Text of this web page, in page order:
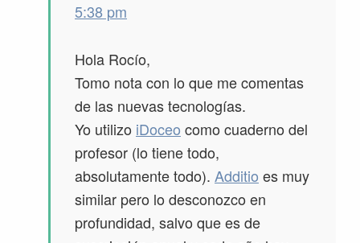
5:38 pm
Hola Rocío,
Tomo nota con lo que me comentas
de las nuevas tecnologías.
Yo utilizo iDoceo como cuaderno del
profesor (lo tiene todo,
absolutamente todo). Additio es muy
similar pero lo desconozco en
profundidad, salvo que es de